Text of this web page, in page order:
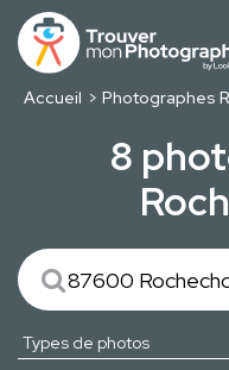
Accueil Photographes
8